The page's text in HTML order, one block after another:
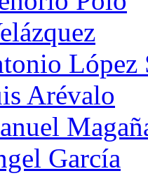
López
Arévalo
García